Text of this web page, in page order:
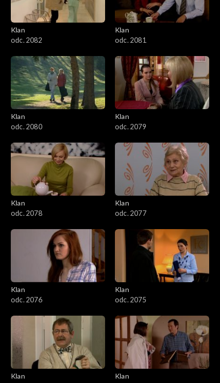
1301–1400
1201–1300
1101–1200
1001–1100
901–1000
801–900
701–800
601–700
501–600
201–300
101–200
1–100
Klan
odc. 2082
Klan
odc. 2081
Klan
odc. 2080
Klan
odc. 2079
Klan
odc. 2078
Klan
odc. 2077
Klan
odc. 2076
Klan
odc. 2075
Klan
Klan